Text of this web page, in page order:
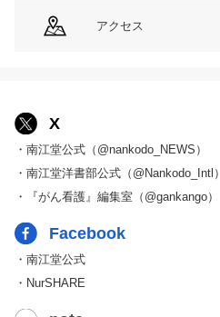
アクセス
X
・南江堂公式（@nankodo_NEWS）
・南江堂洋書部公式（@Nankodo_Intl）
・『がん看護』編集室（@gankango）
Facebook
・南江堂公式
・NurSHARE